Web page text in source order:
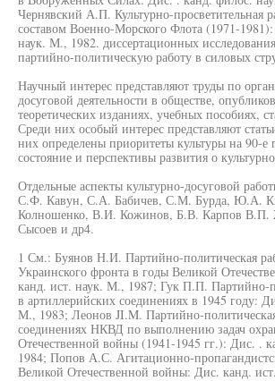
Чернявский А.П. Культурно-просветительная
составом Военно-Морского Флота (1971-
наук. М., 1982. диссертационных
партийно-политическую работу в силовых
Научный интерес представляют труды по
досуговой деятельности в обществе,
теоретических изданиях, учебных пособиях,
Среди них особый интерес представляют
них определены приоритеты культуры на 90-е
состояние и перспективы развития о
Отдельные аспекты культурно-досуговой
С.Ф. Кавун, С.А. Бабичев, С.М. Бурда, Ю.А.
Колношенко, В.И. Кожинов, Б.В. Карпов В.П.
Сысоев и др4.
1 См.: Буянов Н.И. Партийно-политическая
Украинского фронта в годы Великой
канд. ист. наук. М., 1987; Гук П.П. Партийно-
в артиллерийских соединениях в 1945 году:
М., 1983; Леонов JI.M. Партийно-
соединениях НКВД по выполнению задач
Отечественной войны (1941-1945 гг.): Дис. .
1984; Попов А.С. Агитационно-
Великой Отечественной войны: Дис. канд.